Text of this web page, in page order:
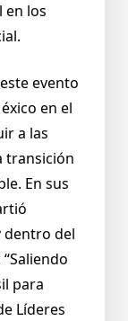
en los
evento
en el
a las
transición
En sus
dentro del
para
Líderes